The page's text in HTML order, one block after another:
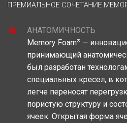
ПРЕМИАЛЬНОЕ СОЧЕТАНИЕ
АНАТОМИЧНОСТЬ
Memory Foam® —
принимающий
был разработан
специальных кресел, в
легче переносят
пористую структуру и
ячеек. Открытая форма